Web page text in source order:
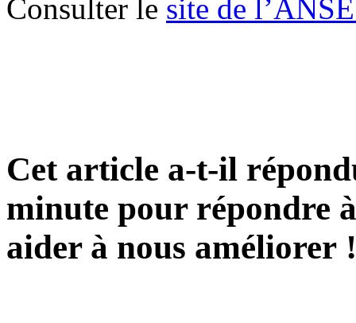
Consulter le site de
Cet article a-t-il
minute pour répondre
aider à nous améliorer !